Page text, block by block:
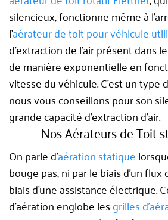
silencieux, fonctionne même à
l’aérateur de toit pour véhicule
d’extraction de l’air présent dans
de manière exponentielle en
vitesse du véhicule. C’est un type
nous vous conseillons pour son
grande capacité d’extraction d’air.
Nos Aérateurs de Toit
On parle d’aération statique
bouge pas, ni par le biais d’un flux
biais d’une assistance électrique.
d’aération englobe lesgrilles